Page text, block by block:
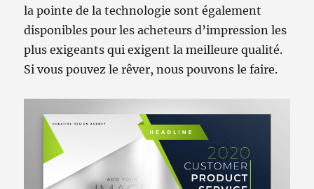
la pointe de la technologie sont également
disponibles pour les acheteurs d’impression les
plus exigeants qui exigent la meilleure qualité.
Si vous pouvez le rêver, nous pouvons le faire.